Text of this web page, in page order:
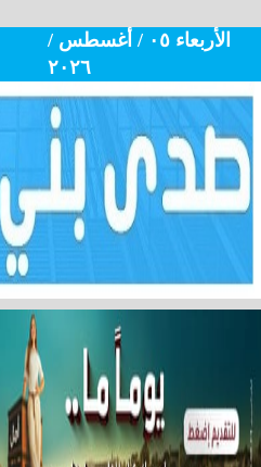
الأربعاء ٠٥ / أغسطس /
٢٠٢٦